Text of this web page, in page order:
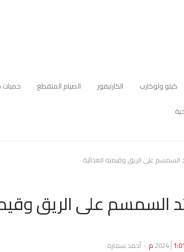
كيتو ولوكارب الكارنيفور الصيام المتقطع
على الريق وقيمته الغذائية
على الريق
1:01 م Author
أحمد سمارة